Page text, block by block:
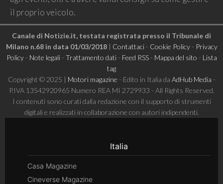
il proprio veicolo.
Canale di Notizie.it, testata registrata presso il Tribunale di
Milano n.68 in data 01/03/2018| Contattaci- Cookie Policy- Privacy
Policy- Note legali- Trattamento dati- Feed RSS- Mappa del sito - Lista
tag
Copyright © 2025 | Motori magazine - Edito in Italia da AdHub Media -
P.IVA 13542920965 Numero REA MI 2729933 - All Rights Reserved.
I contenuti sono curati dalla redazione con il supporto di strumenti
digitali e realizzati in collaborazione con autori indipendenti.
Italia
Casa Magazine
Cineverse Magazine